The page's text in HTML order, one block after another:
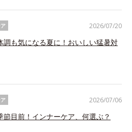
調も気になる夏に！おいしい猛暑対
2026/07/20
節目前！インナーケア、何選ぶ？
2026/07/06